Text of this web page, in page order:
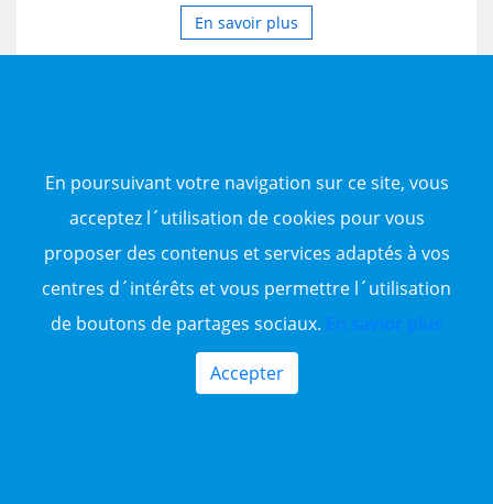
En savoir plus
2.15 Milliards 14
En poursuivant votre navigation sur ce site, vous
acceptez l´utilisation de cookies pour vous
proposer des contenus et services adaptés à vos
centres d´intérêts et vous permettre l´utilisation
de boutons de partages sociaux. En savior plus
Accepter